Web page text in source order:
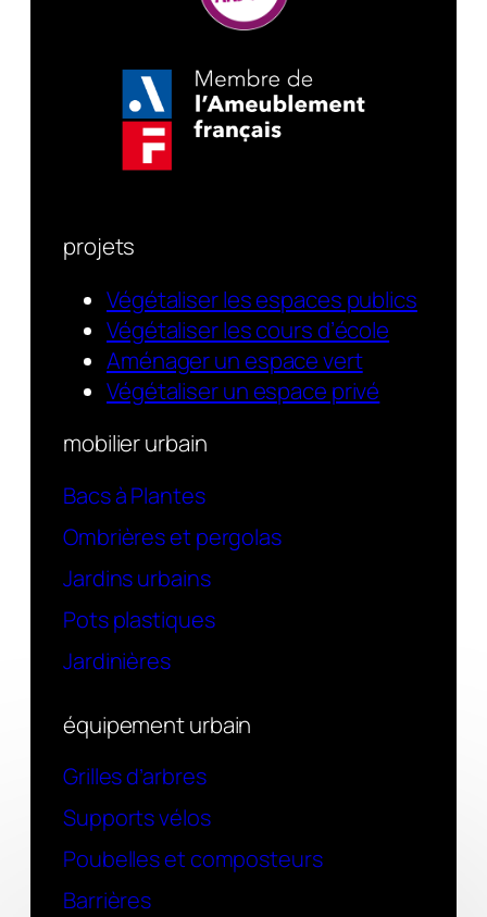
projets
Végétaliser les espaces publics
Végétaliser les cours d’école
Aménager un espace vert
Végétaliser un espace privé
mobilier urbain
Bacs à Plantes
Ombrières et pergolas
Jardins urbains
Pots plastiques
Jardinières
équipement urbain
Grilles d’arbres
Supports vélos
Poubelles et composteurs
Barrières